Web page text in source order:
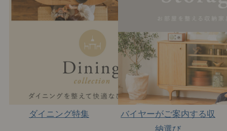
ダイニング特集
バイヤーがご案内する収